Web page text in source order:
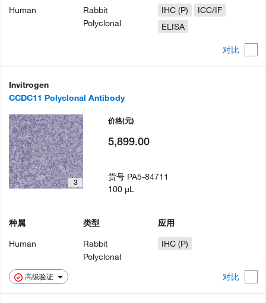
对比
Human
Rabbit
Polyclonal
IHC (P)
ICC/IF
ELISA
Invitrogen
CCDC11 Polyclonal Antibody
高级验证 对比
3
种属
Human
类型
Rabbit
Polyclonal
应用
IHC (P)
价格(元)
5,899.00
货号 PA5-84711
100 µL